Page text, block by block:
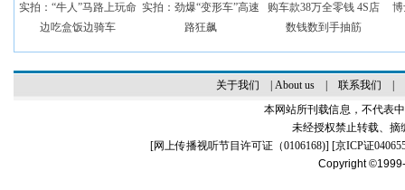
实拍：“牛人”马路上玩命
边吃盒饭边骑车
实拍：劲爆“变形车”高速
路狂飙
购车款38万全零钱 4S店
数钱数到手抽筋
关于我们 About us| 联系我们
本网站所刊载信息，不代表
未经授权禁止转载、摘
[网上传播视听节目许可证（0106168)] [京ICP证
Copyright